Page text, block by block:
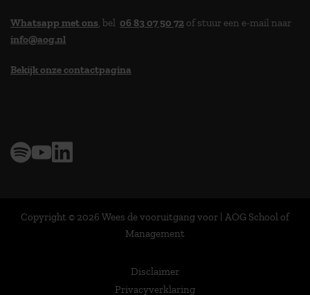
Whatsapp met ons, bel 06 83 07 50 72 of stuur een e-mail naar
info@aog.nl
Bekijk onze contactpagina
Copyright © 2026 Wees de vooruitgang voor | AOG School of
Management
Disclaimer
Privacyverklaring